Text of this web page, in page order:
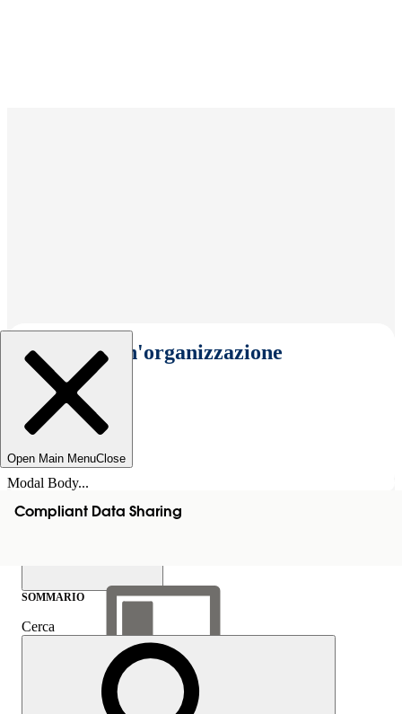
Seleziona un'organizzazione
Open Main MenuClose
Modal Body...
Compliant Data Sharing
Mostra sommario
SOMMARIO
Cerca